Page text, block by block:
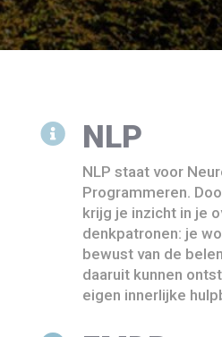
 NLP
NLP staat voor
Programmeren.
krijg je inzicht in je
denkpatronen: je
bewust van de
daaruit kunnen
eigen innerlijke